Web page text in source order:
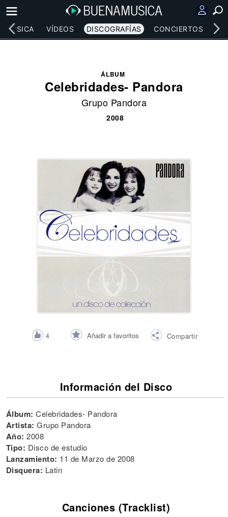
MÚSICA VÍDEOS DISCOGRAFÍAS CONCIERTOS
ÁLBUM
Celebridades- Pandora
Grupo Pandora
2008
4 Añadir a favoritos Compartir
Información del Disco
Álbum: Celebridades- Pandora
Artista: Grupo Pandora
Año: 2008
Tipo: Disco de estudio
Lanzamiento: 11 de Marzo de 2008
Disquera: Latin
Canciones (Tracklist)